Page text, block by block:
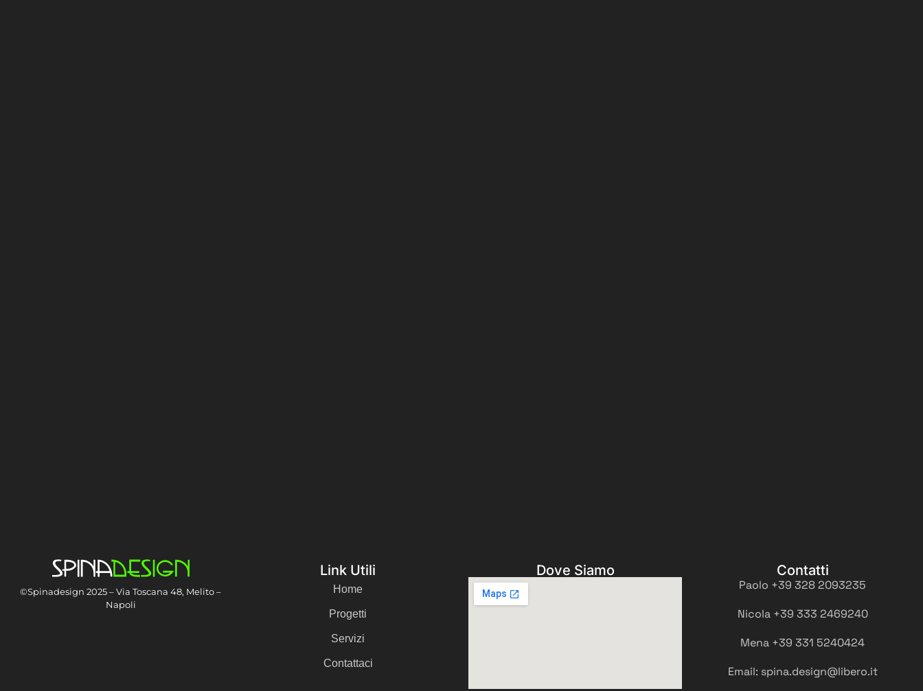
©Spinadesign 2025 – Via Toscana 48, Melito –
Napoli
Link Utili
Home
Progetti
Servizi
Contattaci
Dove Siamo Contatti
Paolo +39 328 2093235
Nicola +39 333 2469240
Mena +39 331 5240424
Email: spina.design@libero.it